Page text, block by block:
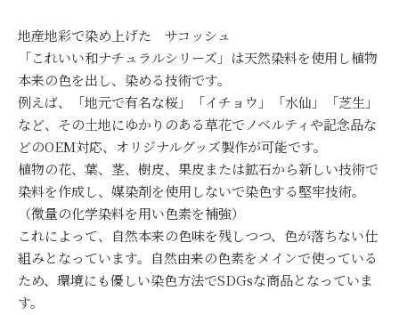
地産地彩で染め上げた サコッシュ
「これいい和ナチュラルシリーズ」は天然染料を使用し植物
本来の色を出し、染める技術です。
例えば、「地元で有名な桜」「イチョウ」「水仙」「芝生」
など、その土地にゆかりのある草花でノベルティや記念品な
どのOEM対応、オリジナルグッズ製作が可能です。
植物の花、葉、茎、樹皮、果皮または鉱石から新しい技術で
染料を作成し、媒染剤を使用しないで染色する堅牢技術。
（微量の化学染料を用い色素を補強）
これによって、自然本来の色味を残しつつ、色が落ちない仕
組みとなっています。自然由来の色素をメインで使っている
ため、環境にも優しい染色方法でSDGsな商品となっていま
す。